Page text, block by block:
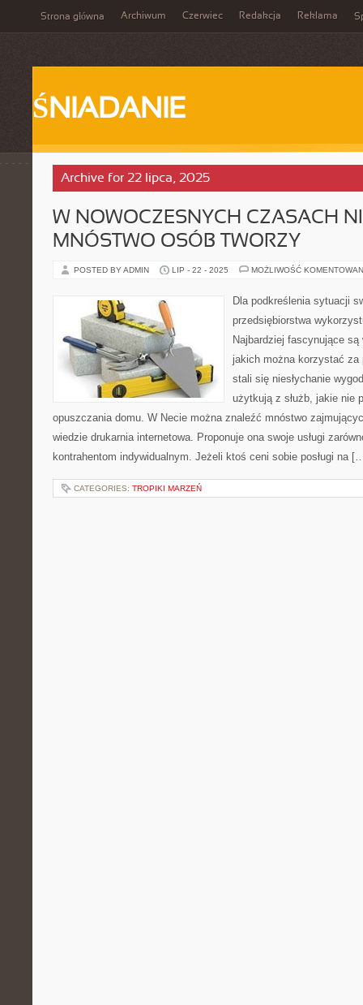
Strona główna Archiwum Czerwiec Redakcja Reklama
ŚNIADANIE
Archive for 22 lipca, 2025
W NOWOCZESNYCH CZASACH
MNÓSTWO OSÓB TWORZY
POSTED BY ADMIN LIP - 22 - 2025 MOŻLIWOŚĆ
Dla podkreślenia sytuacji
przedsiębiorstwa
Najbardziej fascynujące są
jakich można korzystać za
stali się niesłychanie
użytkują z służb, jakie nie
opuszczania domu. W Necie można znaleźć mnóstwo
wiedzie drukarnia internetowa. Proponuje ona swoje usługi
kontrahentom indywidualnym. Jeżeli ktoś ceni sobie posługi na
CATEGORIES: TROPIKI MARZEŃ